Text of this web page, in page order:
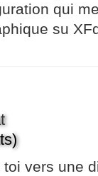
qui
su
vers une